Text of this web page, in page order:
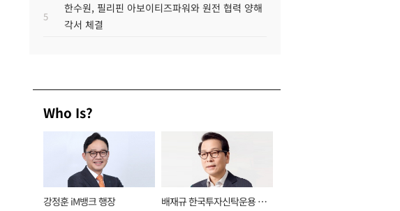
5
한수원, 필리핀 아보이티즈파워와 원전 협력 양해
각서 체결
Who Is?
강정훈 iM뱅크 행장
배재규 한국투자신탁운용 대